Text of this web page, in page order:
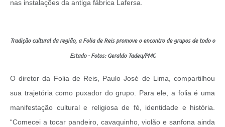
nas instalações da antiga fábrica Lafersa.
Tradição cultural da região, a Folia de Reis promove o encontro de grupos de todo o
Estado - Fotos: Geraldo Tadeu/PMC
O diretor da Folia de Reis, Paulo José de Lima, compartilhou
sua trajetória como puxador do grupo. Para ele, a folia é uma
manifestação cultural e religiosa de fé, identidade e história.
“Comecei a tocar pandeiro, cavaquinho, violão e sanfona ainda